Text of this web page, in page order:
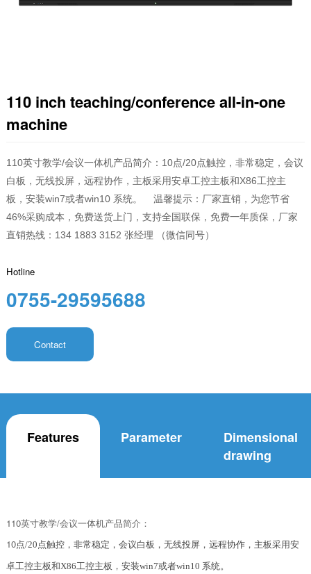
110 inch teaching/conference all-in-one
machine
110英寸教学/会议一体机产品简介：10点/20点触控，非常稳定，会议
白板，无线投屏，远程协作，主板采用安卓工控主板和X86工控主
板，安装win7或者win10 系统。    温馨提示：厂家直销，为您节省
46%采购成本，免费送货上门，支持全国联保，免费一年质保，厂家
直销热线：134 1883 3152 张经理 （微信同号）
Hotline
0755-29595688
Contact
Features Parameter
Dimensional
drawing
110英寸教学/会议一体机产品简介：
10点/20点触控，非常稳定，会议白板，无线投屏，远程协作，主板采用安
卓工控主板和X86工控主板，安装win7或者win10 系统。